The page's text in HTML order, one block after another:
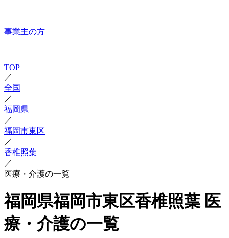
事業主の方
TOP
／
全国
／
福岡県
／
福岡市東区
／
香椎照葉
／
医療・介護の一覧
福岡県福岡市東区香椎照葉 医
療・介護の一覧